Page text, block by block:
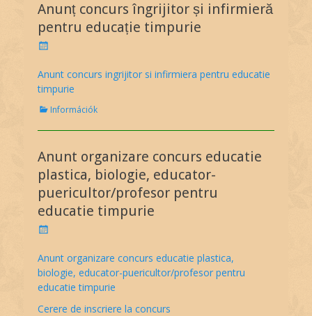
g
o
r
i
s
Anunț concurs îngrijitor și infirmieră
pentru educație timpurie
P
s
t
e
d
n
Anunt concurs ingrijitor si infirmiera pentru educatie
timpurie
C
t
g
o
r
e
Információk
Anunt organizare concurs educatie
plastica, biologie, educator-
puericultor/profesor pentru
educatie timpurie
P
s
t
e
d
o
Anunt organizare concurs educatie plastica,
biologie, educator-puericultor/profesor pentru
educatie timpurie
Cerere de inscriere la concurs